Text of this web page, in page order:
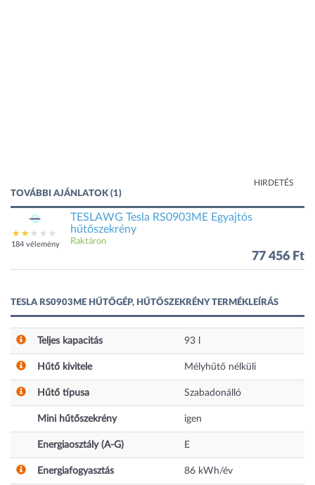
HIRDETÉS
TOVÁBBI AJÁNLATOK (1)
184 vélemény
TESLAWG Tesla RS0903ME Egyajtós
hűtőszekrény
Raktáron
77 456 Ft
TESLA RS0903ME HŰTŐGÉP, HŰTŐSZEKRÉNY TERMÉKLEÍRÁS
Teljes kapacitás 93
Hűtő kivitele Mélyhűtő nélküli
Hűtő típusa Szabadonálló
Mini hűtőszekrény igen
Energiaosztály (A-G) E
Energiafogyasztás 86 kWh/év